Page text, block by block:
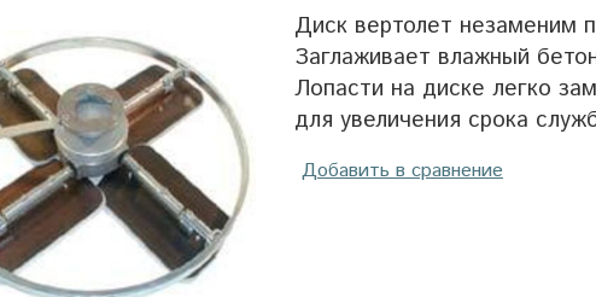
Диск вертолет незаменим
Заглаживает влажный
Лопасти на диске легко
для увеличения срока
Добавить в сравнение